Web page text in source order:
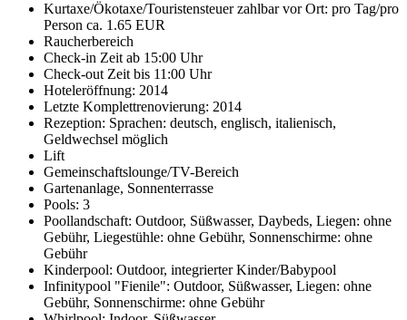
Kurtaxe/Ökotaxe/Touristensteuer zahlbar vor Ort: pro Tag/pro
Person ca. 1.65 EUR
Raucherbereich
Check-in Zeit ab 15:00 Uhr
Check-out Zeit bis 11:00 Uhr
Hoteleröffnung: 2014
Letzte Komplettrenovierung: 2014
Rezeption: Sprachen: deutsch, englisch, italienisch,
Geldwechsel möglich
Lift
Gemeinschaftslounge/TV-Bereich
Gartenanlage, Sonnenterrasse
Pools: 3
Poollandschaft: Outdoor, Süßwasser, Daybeds, Liegen: ohne
Gebühr, Liegestühle: ohne Gebühr, Sonnenschirme: ohne
Gebühr
Kinderpool: Outdoor, integrierter Kinder/Babypool
Infinitypool "Fienile": Outdoor, Süßwasser, Liegen: ohne
Gebühr, Sonnenschirme: ohne Gebühr